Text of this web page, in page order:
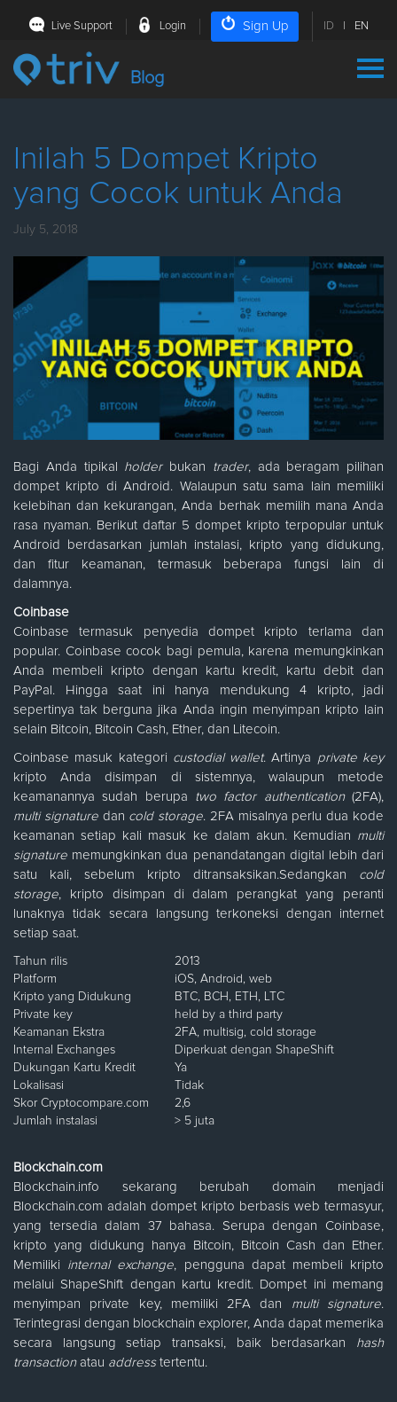
Live Support Login Sign Up ID EN
Blog
Inilah 5 Dompet Kripto
yang Cocok untuk Anda
July 5, 2018
Bagi Anda tipikal holderbukan trader, ada beragam pilihan
dompet kripto di Android. Walaupun satu sama lain memiliki
kelebihan dan kekurangan, Anda berhak memilih mana Anda
rasa nyaman. Berikut daftar 5 dompet kripto terpopular untuk
Android berdasarkan jumlah instalasi, kripto yang didukung,
dan fitur keamanan, termasuk beberapa fungsi lain di
dalamnya.
Coinbase
Coinbase termasuk penyedia dompet kripto terlama dan
popular. Coinbase cocok bagi pemula, karena memungkinkan
Anda membeli kripto dengan kartu kredit, kartu debit dan
PayPal. Hingga saat ini hanya mendukung 4 kripto, jadi
sepertinya tak berguna jika Anda ingin menyimpan kripto lain
selain Bitcoin, Bitcoin Cash, Ether, dan Litecoin.
Coinbase masuk kategori custodial wallet. Artinya private key
kripto Anda disimpan di sistemnya, walaupun metode
keamanannya sudah berupa two factor authentication(2FA),
multi signaturedan cold storage. 2FA misalnya perlu dua kode
keamanan setiap kali masuk ke dalam akun. Kemudian multi
signature memungkinkan dua penandatangan digital lebih dari
satu kali, sebelum kripto ditransaksikan.Sedangkan cold
storage, kripto disimpan di dalam perangkat yang peranti
lunaknya tidak secara langsung terkoneksi dengan internet
setiap saat.
Tahun rilis
2013
Platform
iOS, Android, web
Kripto yang Didukung
BTC, BCH, ETH, LTC
Private key
held by a third party
Keamanan Ekstra
2FA, multisig, cold storage
Internal Exchanges
Diperkuat dengan ShapeShift
Dukungan Kartu Kredit
Ya
Lokalisasi
Tidak
Skor Cryptocompare.com
2,6
Jumlah instalasi
> 5 juta
Blockchain.com
Blockchain.info sekarang berubah domain menjadi
Blockchain.com adalah dompet kripto berbasis web termasyur,
yang tersedia dalam 37 bahasa. Serupa dengan Coinbase,
kripto yang didukung hanya Bitcoin, Bitcoin Cash dan Ether.
Memiliki internal exchange, pengguna dapat membeli kripto
melalui ShapeShift dengan kartu kredit. Dompet ini memang
menyimpan private key, memiliki 2FA dan multi signature.
Terintegrasi dengan blockchain explorer, Anda dapat memerika
secara langsung setiap transaksi, baik berdasarkan hash
transactionatau addresstertentu.